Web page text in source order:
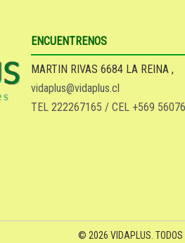
ENCUENTRENOS
MARTIN RIVAS 6684 LA REINA ,
vidaplus@vidaplus.cl
TEL 222267165 / CEL +569
© 2026 VIDAPLUS. TODOS